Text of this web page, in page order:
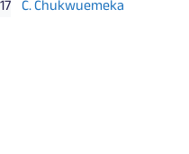
17 C. Chukwuemeka